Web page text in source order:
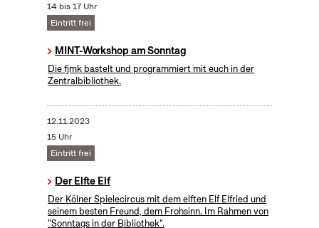
14 bis 17 Uhr
Eintritt frei
MINT-Workshop am Sonntag
Die fjmk bastelt und programmiert mit euch in der
Zentralbibliothek.
12.11.2023
15 Uhr
Eintritt frei
Der Elfte Elf
Der Kölner Spielecircus mit dem elften Elf Elfried und
seinem besten Freund, dem Frohsinn. Im Rahmen von
"Sonntags in der Bibliothek".